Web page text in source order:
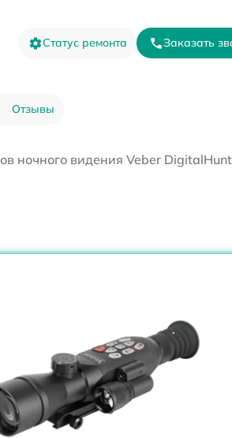
Статус ремонта Заказать
Отзывы
ночного видения Veber DigitalHunt